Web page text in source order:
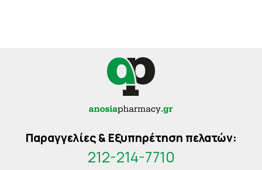
Παραγγελίες & Εξυπηρέτηση πελατών:
212-214-7710